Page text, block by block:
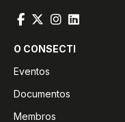
O CONSECTI
Eventos
Documentos
Membros